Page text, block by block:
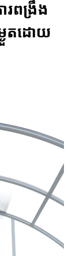
រពង្រឹង
ម្ងួតដោយ